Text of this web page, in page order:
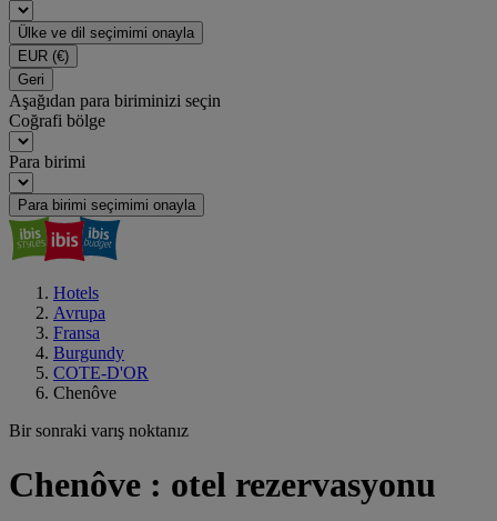
Ülke ve dil seçimimi onayla
EUR (€)
Geri
Aşağıdan para biriminizi seçin
Coğrafi bölge
Para birimi
Para birimi seçimimi onayla
Hotels
Avrupa
Fransa
Burgundy
COTE-D'OR
Chenôve
Bir sonraki varış noktanız
Chenôve : otel rezervasyonu